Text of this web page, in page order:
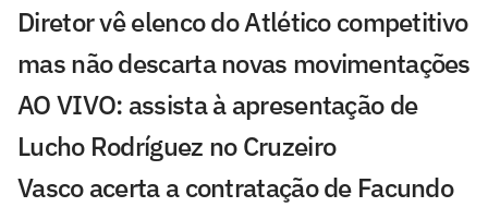
Diretor vê elenco do Atlético competitivo
mas não descarta novas movimentações
AO VIVO: assista à apresentação de
Lucho Rodríguez no Cruzeiro
Vasco acerta a contratação de Facundo